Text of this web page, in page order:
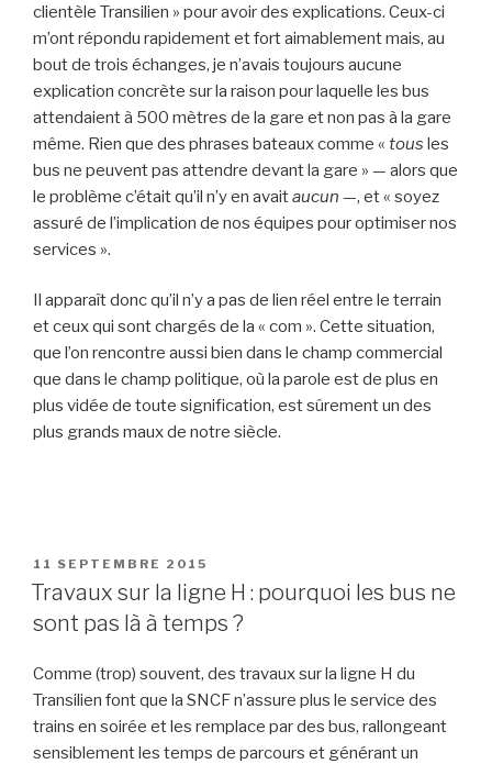
clientèle Transilien » pour avoir des explications. Ceux-ci
m’ont répondu rapidement et fort aimablement mais, au
bout de trois échanges, je n’avais toujours aucune
explication concrète sur la raison pour laquelle les bus
attendaient à 500 mètres de la gare et non pas à la gare
même. Rien que des phrases bateaux comme « tous les
bus ne peuvent pas attendre devant la gare » — alors que
le problème c’était qu’il n’y en avaitaucun —, et « soyez
assuré de l’implication de nos équipes pour optimiser nos
services ».
Il apparaît donc qu’il n’y a pas de lien réel entre le terrain
et ceux qui sont chargés de la « com ». Cette situation,
que l’on rencontre aussi bien dans le champ commercial
que dans le champ politique, où la parole est de plus en
plus vidée de toute signification, est sûrement un des
plus grands maux de notre siècle.
PUBLIÉ
LE
11 SEPTEMBRE 2015
Travaux sur la ligne H : pourquoi les bus ne
sont pas là à temps ?
Comme (trop) souvent, des travaux sur la ligne H du
Transilien font que la SNCF n’assure plus le service des
trains en soirée et les remplace par des bus, rallongeant
sensiblement les temps de parcours et générant un